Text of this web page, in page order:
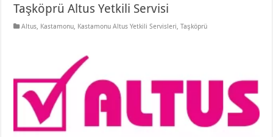
Taşköprü Altus Yetkili Servisi
Altus, Kastamonu, Kastamonu Altus Yetkili Servisleri,Taşköprü